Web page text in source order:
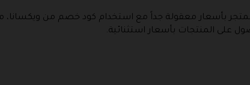
بأسعار معقولة جداً مع استخدام كود خصم من ويكسانا،
على المنتجات بأسعار استثنائية.